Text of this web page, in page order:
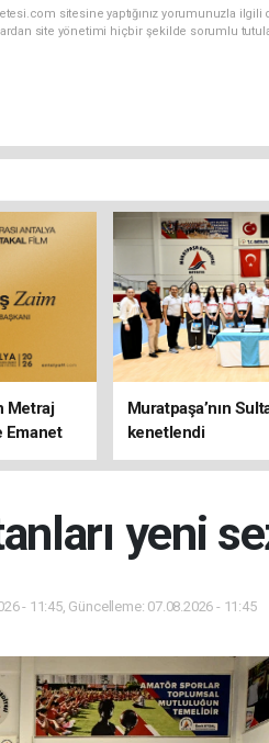
sitesine yaptığınız yorumunuzla ilgili
site yönetimi hiçbir şekilde sorumlu
Metraj
Emanet
Muratpaşa’nın
kenetlendi
yeni
- 11:45, Güncelleme: 07.08.2026 - 11:45